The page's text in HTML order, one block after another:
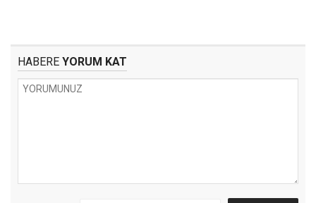
HABERE YORUM KAT